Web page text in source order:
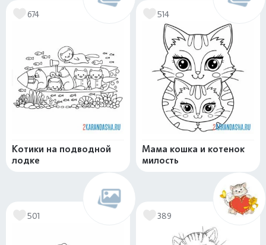
674
Котики на подводной
лодке
514
Мама кошка и котенок
милость
501 389